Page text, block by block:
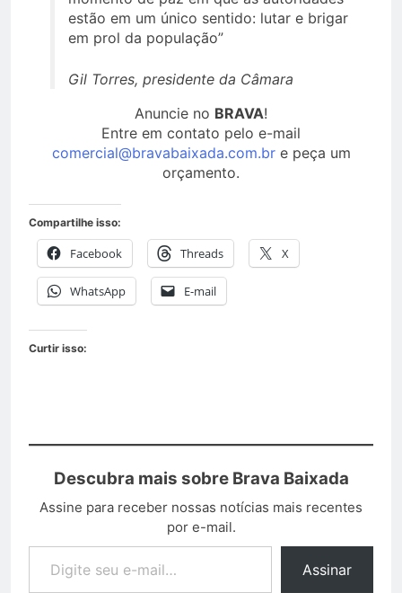
estão em um único sentido: lutar e brigar
em prol da população”
Gil Torres, presidente da Câmara
Anuncie no BRAVA!
Entre em contato pelo e-mail
comercial@bravabaixada.com.bre peça um
orçamento.
Compartilhe isso:
Facebook Threads X
WhatsApp E-mail
Curtir isso:
Descubra mais sobre Brava Baixada
Assine para receber nossas notícias mais recentes
por e-mail.
Assinar